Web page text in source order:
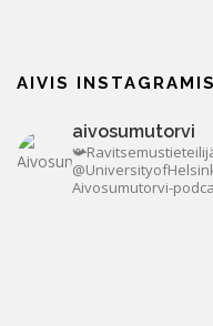
AIVIS
aivosumutorvi
Aivosumutorvi-